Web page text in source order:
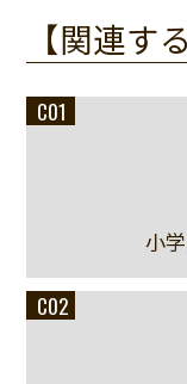
【関連す
C01
小
C02